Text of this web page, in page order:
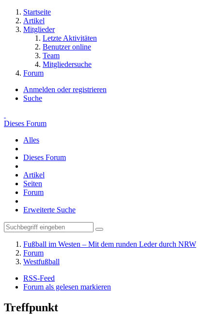
Startseite
Artikel
Mitglieder
Letzte Aktivitäten
Benutzer online
Team
Mitgliedersuche
Forum
Anmelden oder registrieren
Suche
Dieses Forum
Alles
Dieses Forum
Artikel
Seiten
Forum
Erweiterte Suche
Fußball im Westen – Mit dem runden Leder durch NRW
Forum
Westfußball
RSS-Feed
Forum als gelesen markieren
Treffpunkt